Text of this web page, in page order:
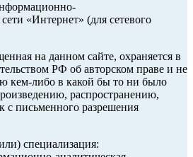
«Интернет» (для сетевого
на данном сайте, охраняется в
РФ об авторском праве и не
кем-либо в какой бы то ни было
распространению,
с письменного разрешения
специализация: